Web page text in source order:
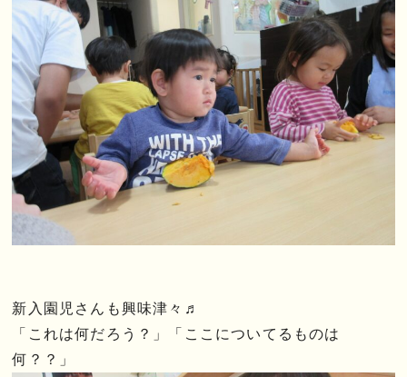
新入園児さんも興味津々♬
「これは何だろう？」「ここについてるものは
何？？」